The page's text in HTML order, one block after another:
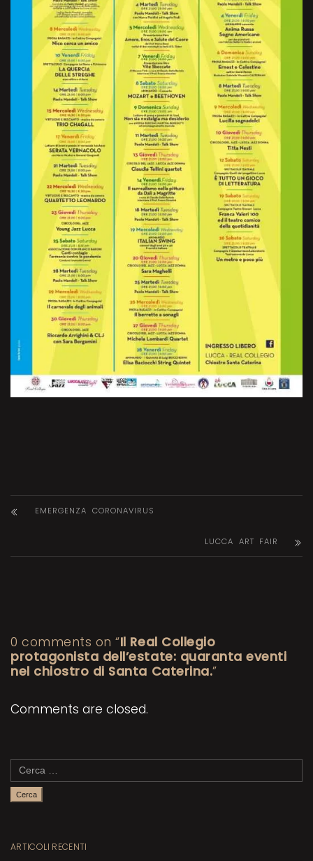
EMERGENZA CORONAVIRUS
LUCCA ART FAIR
0 comments on “Il Real Collegio
protagonista dell’estate: quaranta eventi
nel chiostro di Santa Caterina.”
Comments are closed.
per:
ARTICOLI RECENTI